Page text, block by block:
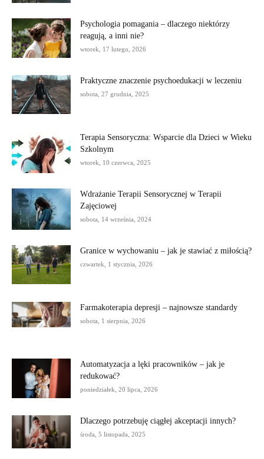
Psychologia pomagania – dlaczego niektórzy
reagują, a inni nie?
wtorek, 17 lutego, 2026
Praktyczne znaczenie psychoedukacji w leczeniu
sobota, 27 grudnia, 2025
Terapia Sensoryczna: Wsparcie dla Dzieci w Wieku
Szkolnym
wtorek, 10 czerwca, 2025
Wdrażanie Terapii Sensorycznej w Terapii
Zajęciowej
sobota, 14 września, 2024
Granice w wychowaniu – jak je stawiać z miłością?
czwartek, 1 stycznia, 2026
Farmakoterapia depresji – najnowsze standardy
sobota, 1 sierpnia, 2026
Automatyzacja a lęki pracowników – jak je
redukować?
poniedziałek, 20 lipca, 2026
Dlaczego potrzebuję ciągłej akceptacji innych?
środa, 5 listopada, 2025